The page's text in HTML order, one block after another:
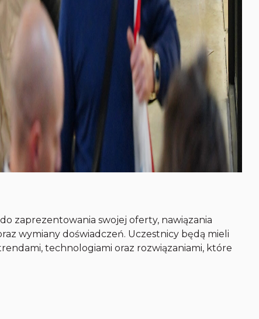
zaprezentowania swojej oferty, nawiązania
wymiany doświadczeń. Uczestnicy będą mieli
technologiami oraz rozwiązaniami, które